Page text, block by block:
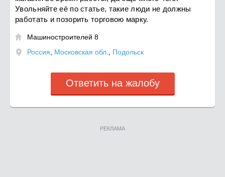
Увольняйте её по статье, такие люди не должны
работать и позорить торговою марку.

Машиностроителей 8
Россия
Московская обл. Подольск
Ответить на жалобу
РЕКЛАМА